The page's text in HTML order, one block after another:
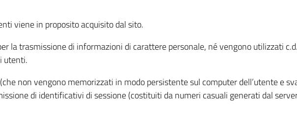
viene in proposito acquisito dal sito.
la trasmissione di informazioni di carattere personale, né vengono utilizzati
utenti.
(che non vengono memorizzati in modo persistente sul computer dell’utente e
di identificativi di sessione (costituiti da numeri casuali generati dal